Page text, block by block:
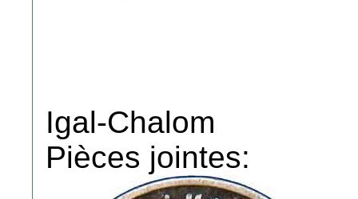
Igal-Chalom
Pièces jointes: